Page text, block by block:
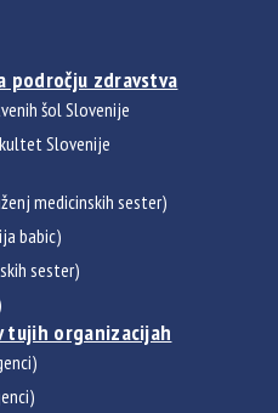
področju zdravstva
šol Slovenije
Slovenije
medicinskih sester)
babic)
sester)
tujih organizacijah